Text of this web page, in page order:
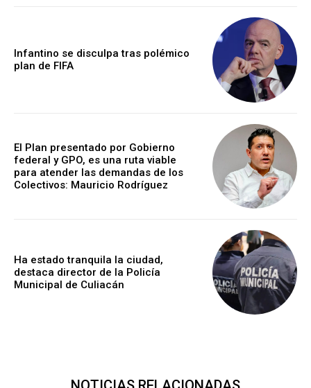
Infantino se disculpa tras polémico
plan de FIFA
El Plan presentado por Gobierno
federal y GPO, es una ruta viable
para atender las demandas de los
Colectivos: Mauricio Rodríguez
Ha estado tranquila la ciudad,
destaca director de la Policía
Municipal de Culiacán